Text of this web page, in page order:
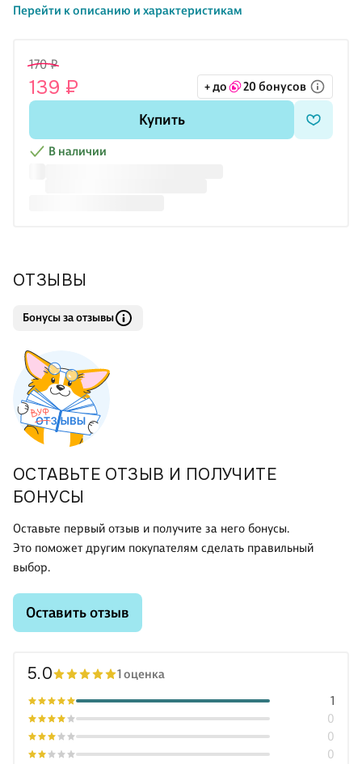
Перейти к описанию и характеристикам
170 ₽
139 ₽ + до 20 бонусов
Купить
В наличии
ОТЗЫВЫ
Бонусы за отзывы
ОСТАВЬТЕ ОТЗЫВ И ПОЛУЧИТЕ
БОНУСЫ
Оставьте первый отзыв и получите за него бонусы.
Это поможет другим покупателям сделать правильный
выбор.
Оставить отзыв
5.0 1 оценка
0
0
0
1